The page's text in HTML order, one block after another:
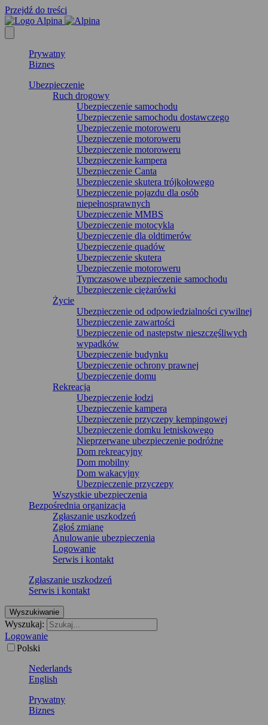
Przejdź do treści
Prywatny
Biznes
Ubezpieczenie
Ruch drogowy
Ubezpieczenie samochodu
Ubezpieczenie samochodu dostawczego
Ubezpieczenie motoroweru
Ubezpieczenie motoroweru
Ubezpieczenie motoroweru
Ubezpieczenie kampera
Ubezpieczenie Canta
Ubezpieczenie skutera trójkołowego
Ubezpieczenie pojazdu dla osób
niepełnosprawnych
Ubezpieczenie MMBS
Ubezpieczenie motocykla
Ubezpieczenie dla oldtimerów
Ubezpieczenie quadów
Ubezpieczenie skutera
Ubezpieczenie motoroweru
Tymczasowe ubezpieczenie samochodu
Ubezpieczenie ciężarówki
Życie
Ubezpieczenie od odpowiedzialności cywilnej
Ubezpieczenie zawartości
Ubezpieczenie od następstw nieszczęśliwych
wypadków
Ubezpieczenie budynku
Ubezpieczenie ochrony prawnej
Ubezpieczenie domu
Rekreacja
Ubezpieczenie łodzi
Ubezpieczenie kampera
Ubezpieczenie przyczepy kempingowej
Ubezpieczenie domku letniskowego
Nieprzerwane ubezpieczenie podróżne
Dom rekreacyjny
Dom mobilny
Dom wakacyjny
Ubezpieczenie przyczepy
Wszystkie ubezpieczenia
Bezpośrednia organizacja
Zgłaszanie uszkodzeń
Zgłoś zmianę
Anulowanie ubezpieczenia
Logowanie
Serwis i kontakt
Zgłaszanie uszkodzeń
Serwis i kontakt
Wyszukiwanie
Wyszukaj:
Logowanie
Polski
Nederlands
English
Prywatny
Biznes